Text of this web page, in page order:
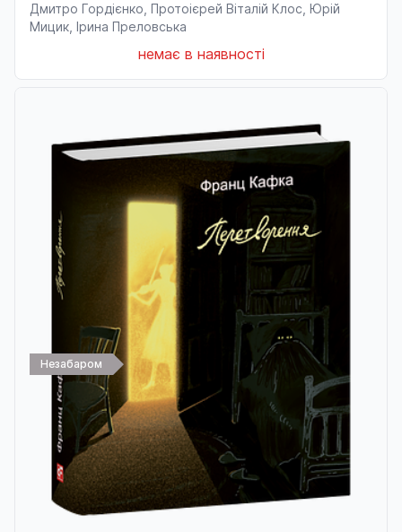
Дмитро Гордієнко, Протоієрей Віталій Клос, Юрій
Мицик, Ірина Преловська
немає в наявності
Незабаром